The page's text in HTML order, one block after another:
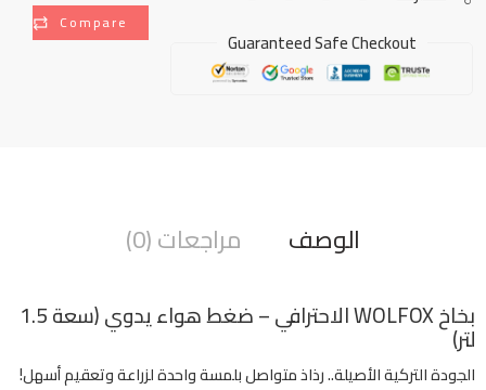
Compare
Guaranteed Safe Checkout
الوصف مراجعات (0)
بخاخ WOLFOX الاحترافي – ضغط هواء يدوي (سعة 1.5
لتر)
الجودة التركية الأصيلة.. رذاذ متواصل بلمسة واحدة لزراعة وتعقيم أسهل!